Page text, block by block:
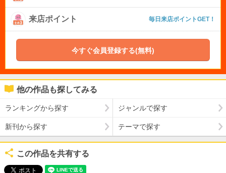
来店ポイント 毎日来店ポイントGET！
今すぐ会員登録する(無料)
他の作品も探してみる
ランキングから探す ジャンルで探す
新刊から探す テーマで探す
この作品を共有する